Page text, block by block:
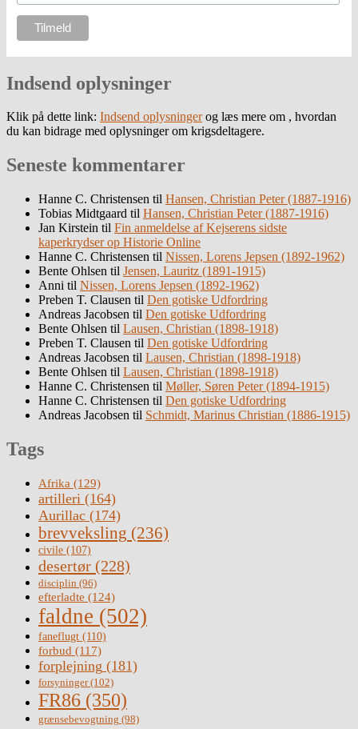
Indsend oplysninger
Klik på dette link: Indsend oplysningerog læs mere om , hvordan
du kan bidrage med oplysninger om krigsdeltagere.
Seneste kommentarer
Hanne C. Christensen til Hansen, Christian Peter (1887-1916)
Tobias Midtgaard til Hansen, Christian Peter (1887-1916)
Jan Kirstein til Fin anmeldelse af Kejserens sidste
kaperkrydser op Historie Online
Hanne C. Christensen til Nissen, Lorens Jepsen (1892-1962)
Bente Ohlsen til Jensen, Lauritz (1891-1915)
Anni til Nissen, Lorens Jepsen (1892-1962)
Preben T. Clausen til Den gotiske Udfordring
Andreas Jacobsen til Den gotiske Udfordring
Bente Ohlsen til Lausen, Christian (1898-1918)
Preben T. Clausen til Den gotiske Udfordring
Andreas Jacobsen til Lausen, Christian (1898-1918)
Bente Ohlsen til Lausen, Christian (1898-1918)
Hanne C. Christensen til Møller, Søren Peter (1894-1915)
Hanne C. Christensen til Den gotiske Udfordring
Andreas Jacobsen til Schmidt, Marinus Christian (1886-1915)
Tags
Afrika (129)
artilleri (164)
Aurillac (174)
brevveksling (236)
civile (107)
desertør (228)
disciplin (96)
efterladte (124)
faldne (502)
faneflugt (110)
forbud (117)
forplejning (181)
forsyninger(102)
FR86 (350)
grænsebevogtning (98)